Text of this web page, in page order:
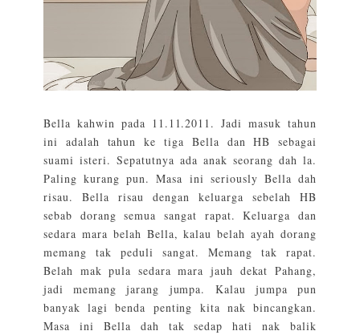
Bella kahwin pada 11.11.2011. Jadi masuk tahun
ini adalah tahun ke tiga Bella dan HB sebagai
suami isteri. Sepatutnya ada anak seorang dah la.
Paling kurang pun. Masa ini seriously Bella dah
risau. Bella risau dengan keluarga sebelah HB
sebab dorang semua sangat rapat. Keluarga dan
sedara mara belah Bella, kalau belah ayah dorang
memang tak peduli sangat. Memang tak rapat.
Belah mak pula sedara mara jauh dekat Pahang,
jadi memang jarang jumpa. Kalau jumpa pun
banyak lagi benda penting kita nak bincangkan.
Masa ini Bella dah tak sedap hati nak balik